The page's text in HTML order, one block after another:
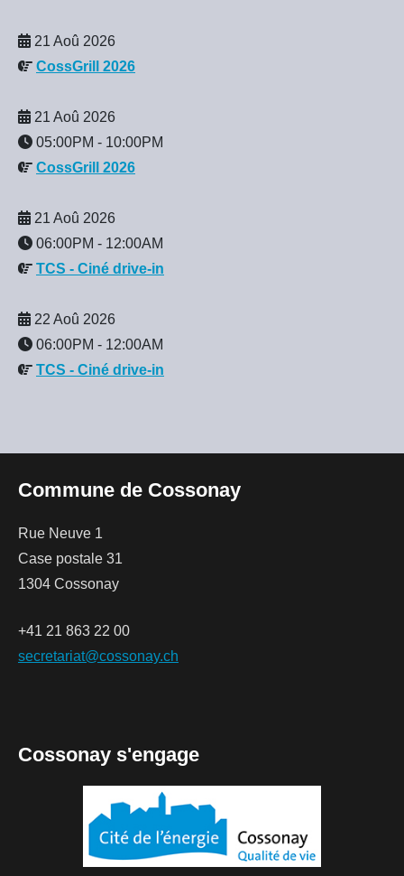
21 Aoû 2026
CossGrill 2026
21 Aoû 2026
05:00PM - 10:00PM
CossGrill 2026
21 Aoû 2026
06:00PM - 12:00AM
TCS - Ciné drive-in
22 Aoû 2026
06:00PM - 12:00AM
TCS - Ciné drive-in
Commune de Cossonay
Rue Neuve 1
Case postale 31
1304 Cossonay
+41 21 863 22 00
secretariat@cossonay.ch
Cossonay s'engage